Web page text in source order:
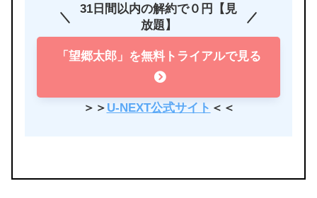
31日間以内の解約で０円【見
放題】
「望郷太郎」を無料トライアルで見る
＞＞ U-NEXT公式サイト ＜＜